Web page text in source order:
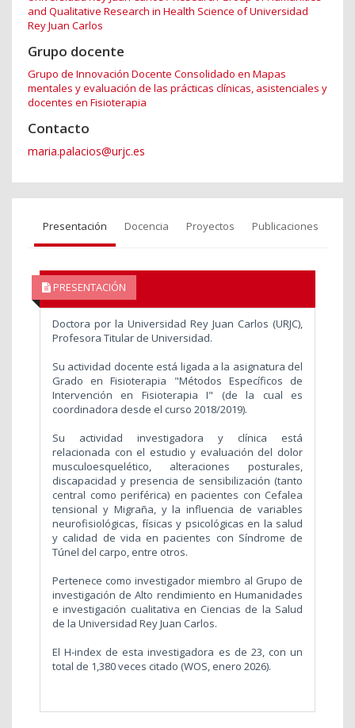
and Qualitative Research in Health Science of Universidad
Rey Juan Carlos
Grupo docente
Grupo de Innovación Docente Consolidado en Mapas
mentales y evaluación de las prácticas clínicas, asistenciales y
docentes en Fisioterapia
Contacto
maria.palacios@urjc.es
Presentación Docencia Proyectos Publicaciones
PRESENTACIÓN
Doctora por la Universidad Rey Juan Carlos (URJC),
Profesora Titular de Universidad.
Su actividad docente está ligada a la asignatura del
Grado en Fisioterapia "Métodos Específicos de
Intervención en Fisioterapia I" (de la cual es
coordinadora desde el curso 2018/2019).
Su actividad investigadora y clínica está
relacionada con el estudio y evaluación del dolor
musculoesquelético, alteraciones posturales,
discapacidad y presencia de sensibilización (tanto
central como periférica) en pacientes con Cefalea
tensional y Migraña, y la influencia de variables
neurofisiológicas, físicas y psicológicas en la salud
y calidad de vida en pacientes con Síndrome de
Túnel del carpo, entre otros.
Pertenece como investigador miembro al Grupo de
investigación de Alto rendimiento en Humanidades
e investigación cualitativa en Ciencias de la Salud
de la Universidad Rey Juan Carlos.
El H-index de esta investigadora es de 23, con un
total de 1,380veces citado (WOS, enero 2026).